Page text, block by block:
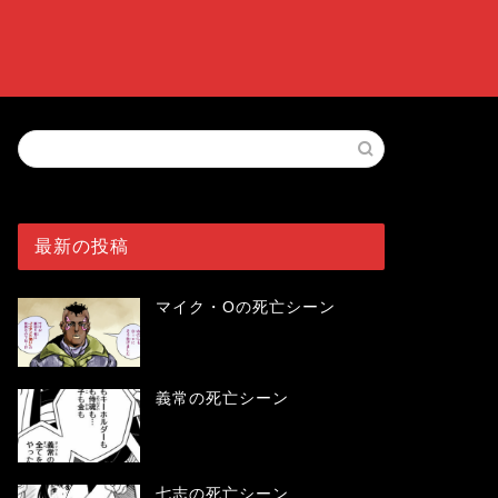
最新の投稿
マイク・Oの死亡シーン
義常の死亡シーン
七志の死亡シーン